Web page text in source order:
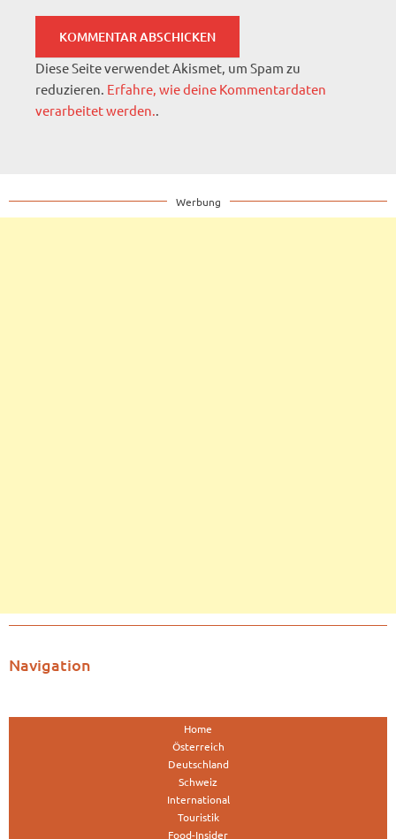
Diese Seite verwendet Akismet, um Spam zu
reduzieren. Erfahre, wie deine Kommentardaten
verarbeitet werden.
Werbung
Navigation
Home
Österreich
Deutschland
Schweiz
International
Touristik
Food-Insider